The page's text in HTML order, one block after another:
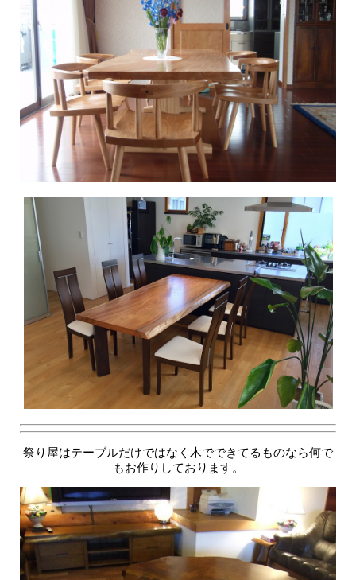
祭り屋はテーブルだけではなく木でできてるものなら何で
もお作りしております。